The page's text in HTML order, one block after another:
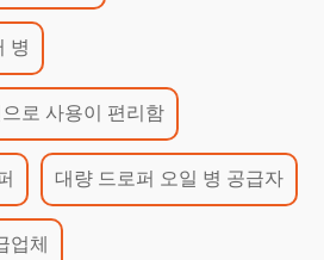
병
로 사용이 편리함
대량 드로퍼 오일 병 공급자
업체